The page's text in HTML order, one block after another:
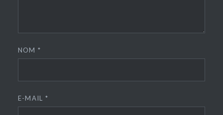
NOM*
E-MAIL *